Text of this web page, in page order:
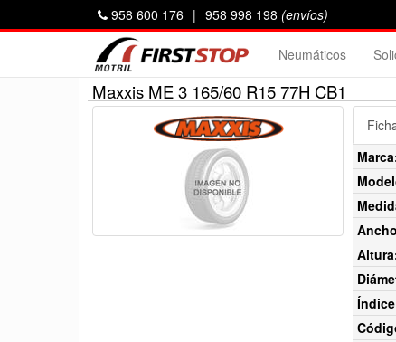
958 600 176 | 958 998 198 (envíos)
Neumáticos
Maxxis ME 3 165/60 R15 77H CB1